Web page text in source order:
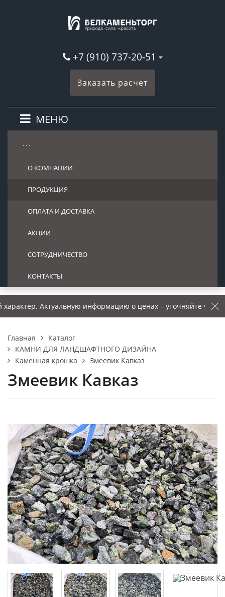
+7 (910) 737-20-51
Заказать расчет
МЕНЮ
. . .
О КОМПАНИИ
ПРОДУКЦИЯ
ОПЛАТА И ДОСТАВКА
АКЦИИ
СОТРУДНИЧЕСТВО
КОНТАКТЫ
Актуальную информацию о ценах – уточняйте у менеджера.
Главная
Каталог
КАМНИ ДЛЯ ЛАНДШАФТНОГО ДИЗАЙНА
Каменная крошка
Змеевик Кавказ
Змеевик Кавказ